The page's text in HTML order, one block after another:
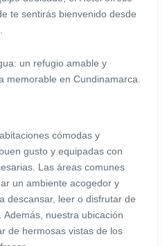
te sentirás bienvenido desde
un refugio amable y
memorable en Cundinamarca.
cómodas y
gusto y equipadas con
Las áreas comunes
un ambiente acogedor y
descansar, leer o disfrutar de
nuestra ubicación
de hermosas vistas de los